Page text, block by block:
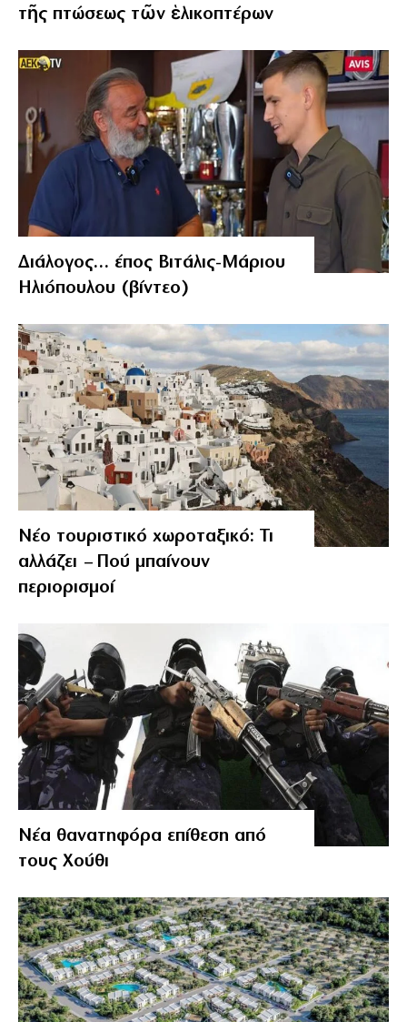
τῆς πτώσεως τῶν ἑλικοπτέρων
Διάλογος… έπος Βιτάλις-Μάριου
Ηλιόπουλου (βίντεο)
Νέο τουριστικό χωροταξικό: Τι
αλλάζει – Πού μπαίνουν
περιορισμοί
Νέα θανατηφόρα επίθεση από
τους Χούθι